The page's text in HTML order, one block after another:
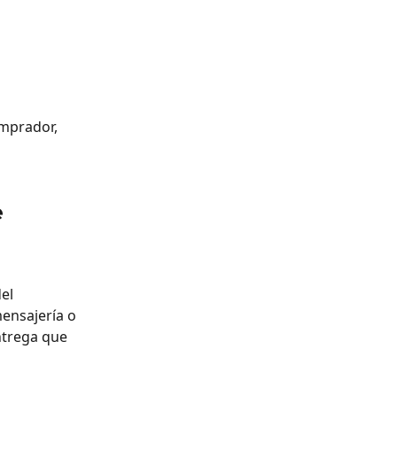
o
que